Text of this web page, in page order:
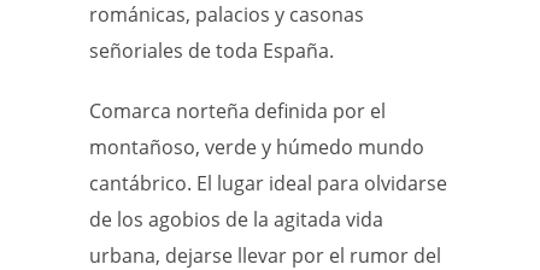
románicas, palacios y casonas
señoriales de toda España.
Comarca norteña definida por el
montañoso, verde y húmedo mundo
cantábrico. El lugar ideal para olvidarse
de los agobios de la agitada vida
urbana, dejarse llevar por el rumor del